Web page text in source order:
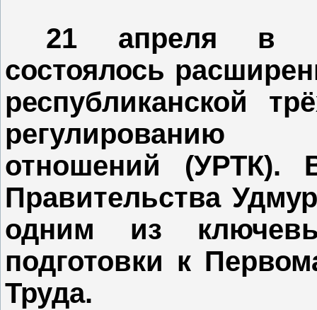
21 апреля в
состоялось
республиканской
регулированию
отношений (УРТК).
Правительства
одним из
подготовки к
Труда.